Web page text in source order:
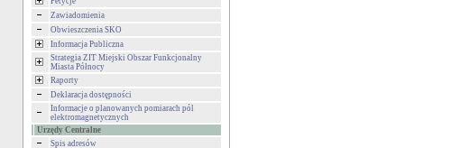
Zawiadomienia
Obwieszczenia SKO
Informacja Publiczna
Strategia ZIT Miejski Obszar Funkcjonalny
Miasta Północy
Raporty
Deklaracja dostępności
Informacje o planowanych pomiarach pól
elektromagnetycznych
Urzędy Centralne
Spis adresów